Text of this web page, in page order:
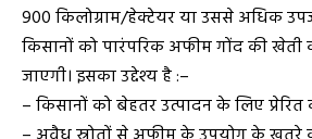
900 किलोग्राम/हेक्टेयर या उससे अधिक
किसानों को पारंपरिक अफीम गोंद की
जाएगी। इसका उद्देश्य है :–
– किसानों को बेहतर उत्पादन के लिए प्रेरित